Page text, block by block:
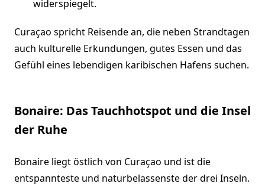
widerspiegelt.
Curaçao spricht Reisende an, die neben Strandtagen
auch kulturelle Erkundungen, gutes Essen und das
Gefühl eines lebendigen karibischen Hafens suchen.
Bonaire: Das Tauchhotspot und die Insel
der Ruhe
Bonaire liegt östlich von Curaçao und ist die
entspannteste und naturbelassenste der drei Inseln.